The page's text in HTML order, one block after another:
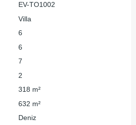
EV-TO1002
Villa
6
6
7
2
318 m²
632 m²
Deniz